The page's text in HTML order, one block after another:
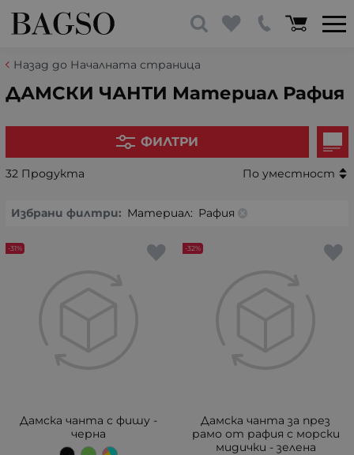
Назад до Началната страница
ДАМСКИ ЧАНТИ Материал Рафия
ФИЛТРИ
32 Продукта По уместност
Избрани филтри: Материал: Рафия
Дамска чанта с фишу -
черна
-31%
Дамска чанта за през
рамо от рафия с морски
мидички - зелена
-32%